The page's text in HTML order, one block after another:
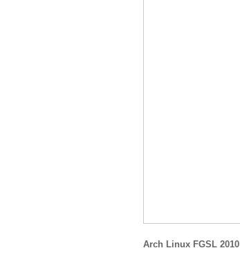
Arch Linux FGSL 2010